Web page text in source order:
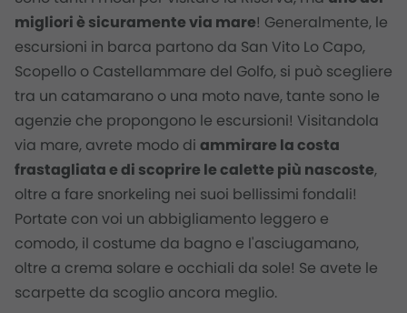
migliori è sicuramente via mare! Generalmente, le
escursioni in barca partono da San Vito Lo Capo,
Scopello o Castellammare del Golfo, si può scegliere
tra un catamarano o una moto nave, tante sono le
agenzie che propongono le escursioni! Visitandola
via mare, avrete modo di ammirare la costa
frastagliata e di scoprire le calette più nascoste,
oltre a fare snorkeling nei suoi bellissimi fondali!
Portate con voi un abbigliamento leggero e
comodo, il costume da bagno e l'asciugamano,
oltre a crema solare e occhiali da sole! Se avete le
scarpette da scoglio ancora meglio.